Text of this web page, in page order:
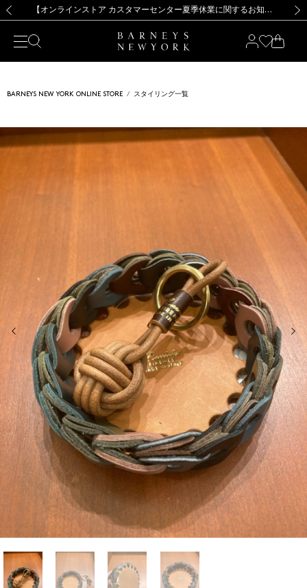
新規登録のお客様も対象！＜MY BARNEYS＞会員のお客様は11,000円（税込）以上のお買上げで常時送料無料！お買い物の際は会員登録を！
【夏季休業に伴う出荷一時停止のお知らせ】(2026.8.7) 【オンラインストア カスタマーセンター夏季休業に関するお知らせ】（2026.8.7）
【夏季休業に伴う返品・交換承り一時停止のお知らせ】（2026.8.5）
熊本県を中心とした地震の影響によるお荷物のお届けについて
【開催中】SUMMER SALEのご案内・ご注意事項 新規登録のお客様も対象！＜MY BARNEYS＞会員のお客様は11,000円（税込）以上のお買上げで常時送料無料！お買い物の際は会員登録を！
【夏季休業に伴う出荷一時停止のお知らせ】(2026.8.7)
BARNEYS NEW YORK ONLINE STORE スタイリング一覧
前の画像 次